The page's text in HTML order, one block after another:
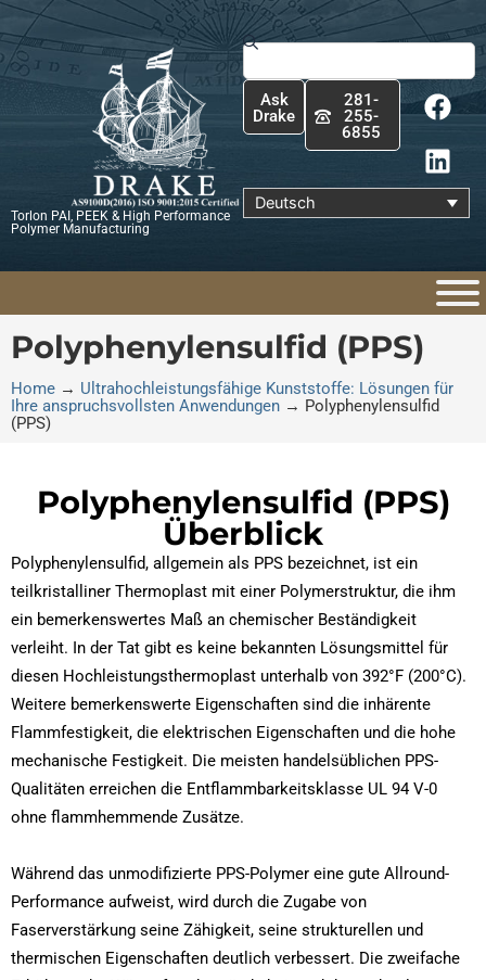
Zum
Inhalt
springen
Torlon PAI, PEEK & High Performance
Polymer Manufacturing
Suche
Ask
Drake
281-
255-
6855
F
a
c
e
b
o
k
L
i
n
k
e
d
n
Deutsch
Polyphenylensulfid (PPS)
Home → Ultrahochleistungsfähige Kunststoffe: Lösungen für
Ihre anspruchsvollsten Anwendungen → Polyphenylensulfid
(PPS)
Polyphenylensulfid (PPS)
Überblick
Polyphenylensulfid, allgemein als PPS bezeichnet, ist ein
teilkristalliner Thermoplast mit einer Polymerstruktur, die ihm
ein bemerkenswertes Maß an chemischer Beständigkeit
verleiht. In der Tat gibt es keine bekannten Lösungsmittel für
diesen Hochleistungsthermoplast unterhalb von 392°F (200°C).
Weitere bemerkenswerte Eigenschaften sind die inhärente
Flammfestigkeit, die elektrischen Eigenschaften und die hohe
mechanische Festigkeit. Die meisten handelsüblichen PPS-
Qualitäten erreichen die Entflammbarkeitsklasse UL 94 V-0
ohne flammhemmende Zusätze.
Während das unmodifizierte PPS-Polymer eine gute Allround-
Performance aufweist, wird durch die Zugabe von
Faserverstärkung seine Zähigkeit, seine strukturellen und
thermischen Eigenschaften deutlich verbessert. Die zweifache